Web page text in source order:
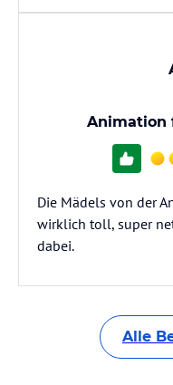
Animation
Die Mädels von der
wirklich toll, super
dabei.
Alle